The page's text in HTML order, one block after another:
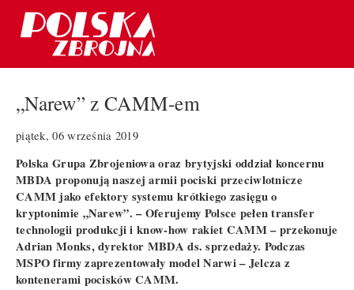
„Narew” z CAMM-em
piątek, 06 września 2019
Polska Grupa Zbrojeniowa oraz brytyjski oddział koncernu
MBDA proponują naszej armii pociski przeciwlotnicze
CAMM jako efektory systemu krótkiego zasięgu o
kryptonimie „Narew”. – Oferujemy Polsce pełen transfer
technologii produkcji i know-how rakiet CAMM – przekonuje
Adrian Monks, dyrektor MBDA ds. sprzedaży. Podczas
MSPO firmy zaprezentowały model Narwi – Jelcza z
kontenerami pocisków CAMM.